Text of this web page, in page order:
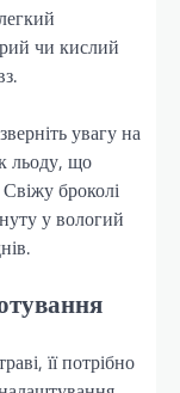
чи кислий
увагу на
льоду, що
броколі
у вологий
її потрібно